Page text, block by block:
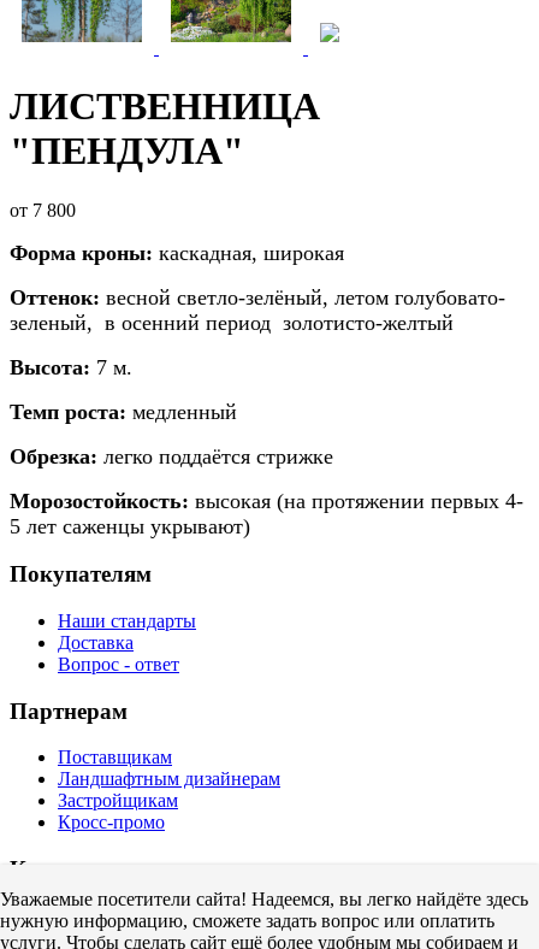
ЛИСТВЕННИЦА
"ПЕНДУЛА"
от 7 800
Форма кроны: каскадная, широкая
Оттенок: весной светло-зелёный, летом голубовато-
зеленый, в осенний период золотисто-желтый
Высота: 7 м.
Темп роста: медленный
Обрезка: легко поддаётся стрижке
Морозостойкость: высокая (на протяжении первых 4-
5 лет саженцы укрывают)
Покупателям
Наши стандарты
Доставка
Вопрос - ответ
Партнерам
Поставщикам
Ландшафтным дизайнерам
Застройщикам
Кросс-промо
Компания
О нас
Контакты
Уважаемые посетители сайта! Надеемся, вы легко найдёте здесь
нужную информацию, сможете задать вопрос или оплатить
услуги. Чтобы сделать сайт ещё более удобным мы собираем и